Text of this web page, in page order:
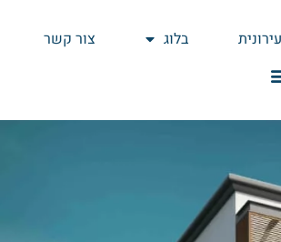
בלוג צור קשר